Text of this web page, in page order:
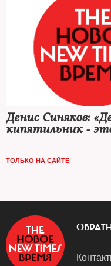
Денис Синяков:
кипятильник -
ТОЛЬКО НА САЙТЕ